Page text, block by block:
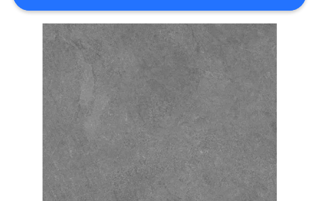
DATENSCHUTZRICHTLINIE